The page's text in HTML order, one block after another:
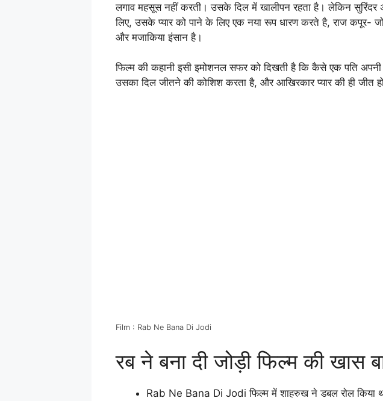
लगाव महसूस नहीं करती। उसके दिल में खालीपन रहता है। लेकिन
लिए, उसके प्यार को पाने के लिए एक नया रूप धारण करते है, राज
और मजाकिया इंसान है।
फिल्म की कहानी इसी इमोशनल सफर को दिखती है कि कैसे एक पति अपनी
उसका दिल जीतने की कोशिश करता है, और आखिरकार प्यार की ही जीत
Film : Rab Ne Bana Di Jodi
रब ने बना दी जोड़ी फिल्म की खास
Rab Ne Bana Di Jodi फिल्म में शाहरुख ने डबल रोल किया